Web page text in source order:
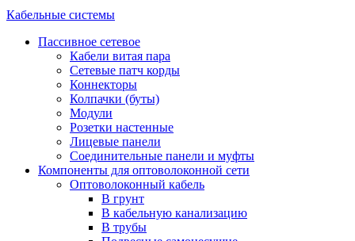
Кабельные системы
Пассивное сетевое
Кабели витая пара
Сетевые патч корды
Коннекторы
Колпачки (буты)
Модули
Розетки настенные
Лицевые панели
Соединительные панели и муфты
Компоненты для оптоволоконной сети
Оптоволоконный кабель
В грунт
В кабельную канализацию
В трубы